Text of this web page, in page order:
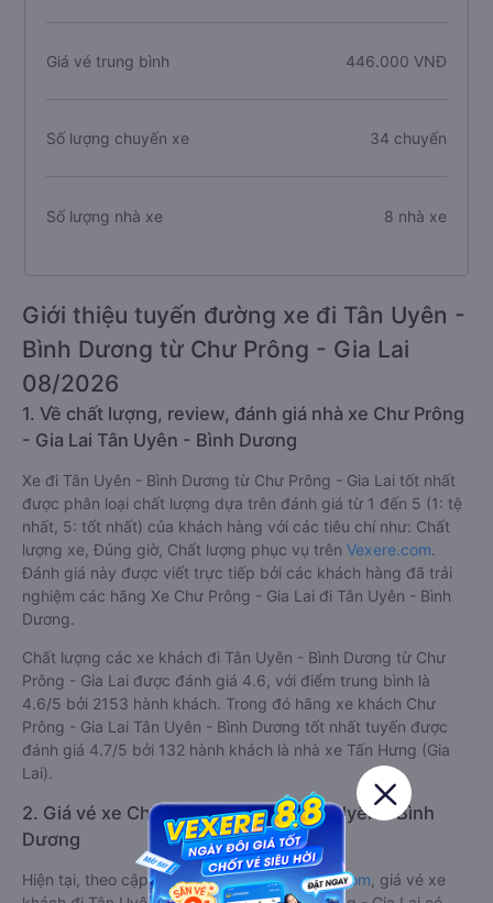
Giá vé trung bình 446.000 VNĐ
Số lượng chuyến xe 34 chuyến
Số lượng nhà xe 8 nhà xe
Giới thiệu tuyến đường xe đi Tân Uyên -
Bình Dương từ Chư Prông - Gia Lai
08/2026
1. Về chất lượng, review, đánh giá nhà xe Chư Prông
- Gia Lai Tân Uyên - Bình Dương
Xe đi Tân Uyên - Bình Dương từ Chư Prông - Gia Lai tốt nhất
được phân loại chất lượng dựa trên đánh giá từ 1 đến 5 (1: tệ
nhất, 5: tốt nhất) của khách hàng với các tiêu chí như: Chất
lượng xe, Đúng giờ, Chất lượng phục vụ trên Vexere.com.
Đánh giá này được viết trực tiếp bởi các khách hàng đã trải
nghiệm các hãng Xe Chư Prông - Gia Lai đi Tân Uyên - Bình
Dương.
Chất lượng các xe khách đi Tân Uyên - Bình Dương từ Chư
Prông - Gia Lai được đánh giá 4.6, với điểm trung bình là
4.6/5 bởi 2153 hành khách. Trong đó hãng xe khách Chư
Prông - Gia Lai Tân Uyên - Bình Dương tốt nhất tuyến được
đánh giá 4.7/5 bởi 132 hành khách là nhà xe Tấn Hưng (Gia
Lai).
2. Giá vé xe Chư Prông - Gia Lai Tân Uyên - Bình
Dương
Hiện tại, theo cập nhật mới nhất củaVexere.com , giá vé xe